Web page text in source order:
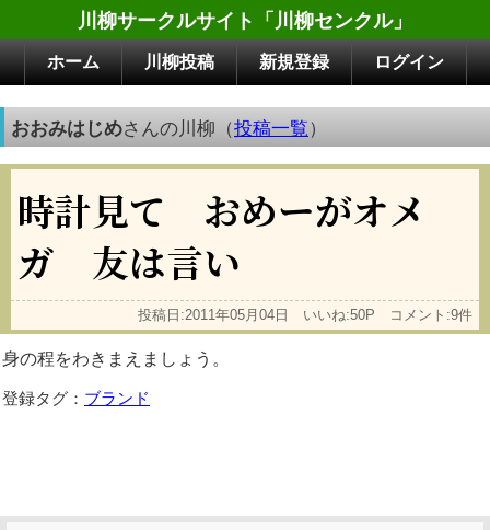
川柳サークルサイト「川柳センクル」
ホーム 川柳投稿 新規登録 ログイン
おおみはじめさんの川柳（投稿一覧）
時計見て おめーがオメ
ガ 友は言い
投稿日:2011年05月04日 いいね:50P コメント:9件
身の程をわきまえましょう。
登録タグ： ブランド